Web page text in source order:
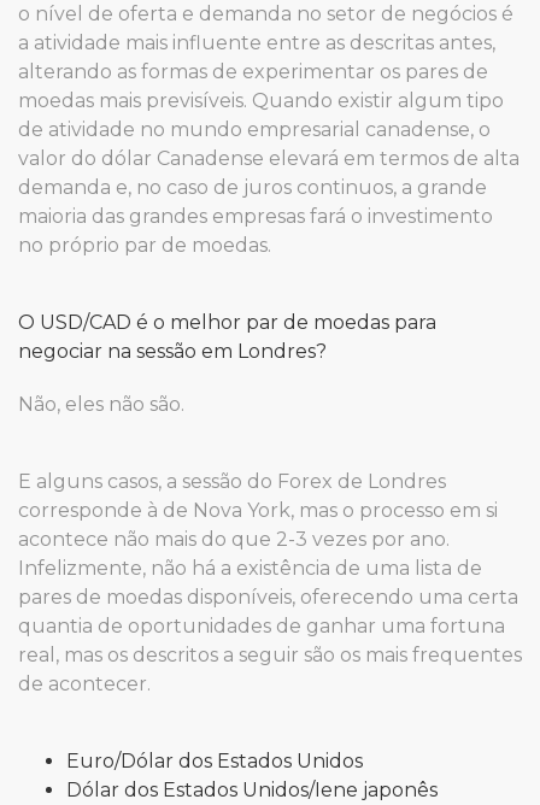
o nível de oferta e demanda no setor de negócios é
a atividade mais influente entre as descritas antes,
alterando as formas de experimentar os pares de
moedas mais previsíveis. Quando existir algum tipo
de atividade no mundo empresarial canadense, o
valor do dólar Canadense elevará em termos de alta
demanda e, no caso de juros continuos, a grande
maioria das grandes empresas fará o investimento
no próprio par de moedas.
O USD/CAD é o melhor par de moedas para
negociar na sessão em Londres?
Não, eles não são.
E alguns casos, a sessão do Forex de Londres
corresponde à de Nova York, mas o processo em si
acontece não mais do que 2-3 vezes por ano.
Infelizmente, não há a existência de uma lista de
pares de moedas disponíveis, oferecendo uma certa
quantia de oportunidades de ganhar uma fortuna
real, mas os descritos a seguir são os mais frequentes
de acontecer.
Euro/Dólar dos Estados Unidos
Dólar dos Estados Unidos/Iene japonês